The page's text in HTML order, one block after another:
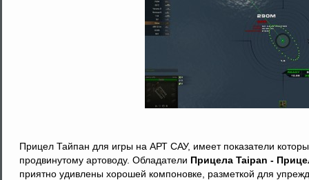
Прицел Тайпан для игры на АРТ САУ, имеет показатели
продвинутому артоводу. Обладатели Прицела Taipan -
приятно удивлены хорошей компоновке, разметкой для